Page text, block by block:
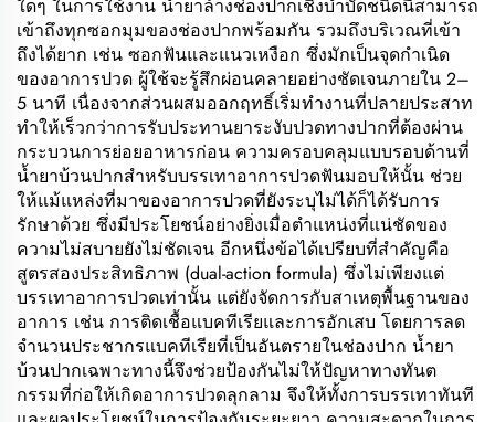
ใดๆ ในการใช้งาน น้ำยาล้างช่องปากเชิงบำบัดชนิดนี้สามารถ
เข้าถึงทุกซอกมุมของช่องปากพร้อมกัน รวมถึงบริเวณที่เข้า
ถึงได้ยาก เช่น ซอกฟันและแนวเหงือก ซึ่งมักเป็นจุดกำเนิด
ของอาการปวด ผู้ใช้จะรู้สึกผ่อนคลายอย่างชัดเจนภายใน 2–
5 นาที เนื่องจากส่วนผสมออกฤทธิ์เริ่มทำงานที่ปลายประสาท
ทำให้เร็วกว่าการรับประทานยาระงับปวดทางปากที่ต้องผ่าน
กระบวนการย่อยอาหารก่อน ความครอบคลุมแบบรอบด้านที่
น้ำยาบ้วนปากสำหรับบรรเทาอาการปวดฟันมอบให้นั้น ช่วย
ให้แม้แหล่งที่มาของอาการปวดที่ยังระบุไม่ได้ก็ได้รับการ
รักษาด้วย ซึ่งมีประโยชน์อย่างยิ่งเมื่อตำแหน่งที่แน่ชัดของ
ความไม่สบายยังไม่ชัดเจน อีกหนึ่งข้อได้เปรียบที่สำคัญคือ
สูตรสองประสิทธิภาพ (dual-action formula) ซึ่งไม่เพียงแต่
บรรเทาอาการปวดเท่านั้น แต่ยังจัดการกับสาเหตุพื้นฐานของ
อาการ เช่น การติดเชื้อแบคทีเรียและการอักเสบ โดยการลด
จำนวนประชากรแบคทีเรียที่เป็นอันตรายในช่องปาก น้ำยา
บ้วนปากเฉพาะทางนี้จึงช่วยป้องกันไม่ให้ปัญหาทางทันต
กรรมที่ก่อให้เกิดอาการปวดลุกลาม จึงให้ทั้งการบรรเทาทันที